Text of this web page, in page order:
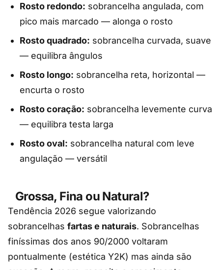
Rosto redondo: sobrancelha angulada, com
pico mais marcado — alonga o rosto
Rosto quadrado: sobrancelha curvada, suave
— equilibra ângulos
Rosto longo: sobrancelha reta, horizontal —
encurta o rosto
Rosto coração: sobrancelha levemente curva
— equilibra testa larga
Rosto oval: sobrancelha natural com leve
angulação — versátil
Grossa, Fina ou Natural?
Tendência 2026 segue valorizando
sobrancelhas fartas e naturais. Sobrancelhas
finíssimas dos anos 90/2000 voltaram
pontualmente (estética Y2K) mas ainda são